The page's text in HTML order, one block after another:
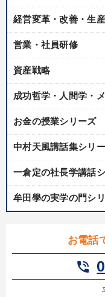
井上和弘の財務力UP
製造業 卸売・小売
IT・サービス・金融業
キーワード
賃金制度 通販
不動産投資
※「更新」を押すと「テーマ」「
ondemand_video 経営音声・動画
経営変革・改善・生
営業・社員研修
資産戦略
成功哲学・人間学・
お金の授業シリーズ
中村天風講話集シリ
一倉定の社長学講話
牟田學の実学の門シ
お電話
phone_in_talk